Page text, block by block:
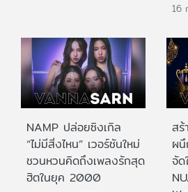
16
NAMP ปล่อยซิงเกิล
“ไม่มีสิ่งไหน” เวอร์ชันใหม่
ชวนหวนคิดถึงเพลงรักสุด
ฮิตในยุค 2000
สร้
ผ
จั